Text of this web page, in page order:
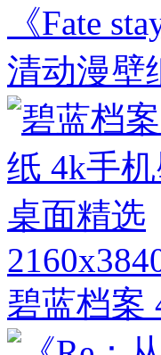
《Fate
清动漫壁
碧蓝档案